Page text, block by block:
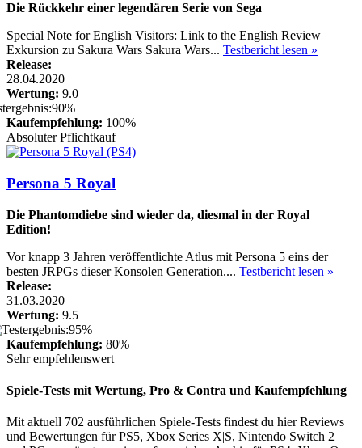
Die Rückkehr einer legendären Serie von Sega
Special Note for English Visitors: Link to the English Review
Exkursion zu Sakura Wars Sakura Wars... Testbericht lesen »
Release:
28.04.2020
Wertung: 9.0
Kaufempfehlung: 100%
Absoluter Pflichtkauf
Persona 5 Royal
Die Phantomdiebe sind wieder da, diesmal in der Royal
Edition!
Vor knapp 3 Jahren veröffentlichte Atlus mit Persona 5 eins der
besten JRPGs dieser Konsolen Generation.... Testbericht lesen »
Release:
31.03.2020
Wertung: 9.5
Kaufempfehlung: 80%
Sehr empfehlenswert
Spiele-Tests mit Wertung, Pro & Contra und Kaufempfehlung
Mit aktuell 702 ausführlichen Spiele-Tests findest du hier Reviews
und Bewertungen für PS5, Xbox Series X|S, Nintendo Switch 2